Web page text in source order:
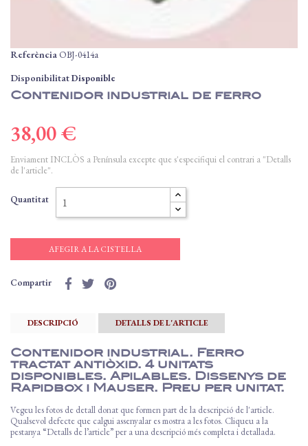
Referència OBJ-0414a
DisponibilitatDisponible
Contenidor industrial de ferro
38,00 €
Enviament INCLÒS a Península excepte que s'especifiqui el contrari a "Detalls
de l'article".
Quantitat
AFEGIR A LA CISTELLA
Compartir
DESCRIPCIÓ DETALLS DE L'ARTICLE
Contenidor industrial. Ferro
tractat antiòxid. 4 unitats
disponibles. Apilables. Dissenys de
Rapidbox i Mauser. Preu per unitat.
Vegeu les fotos de detall donat que formen part de la descripció de l'article.
Qualsevol defecte que calgui assenyalar es mostra a les fotos. Cliqueu a la
pestanya “Detalls de l’article” per a una descripció més completa i detallada.